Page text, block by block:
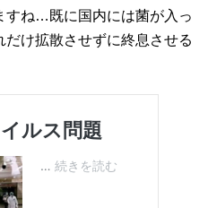
すね…既に国内には菌が入っ
け拡散させずに終息させる